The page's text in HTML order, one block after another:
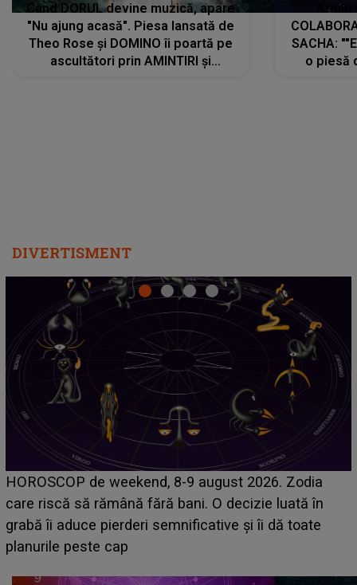
Când DORUL devine muzică, apare
"Nu ajung acasă". Piesa lansată de
Theo Rose și DOMINO îi poartă pe
ascultători prin AMINTIRI și
SACHA:
o piesă
DIVERTISMENT
Emanuel a ținut ACEST DETALIU ASCUNS până
acum! În fața Alexandrei, concurentul din Casa Iubirii
face o MĂRTURISIRE NEAȘTEPTATĂ despre mama
sa: "I-am spus și ei în față, eu nu te iubesc pentru